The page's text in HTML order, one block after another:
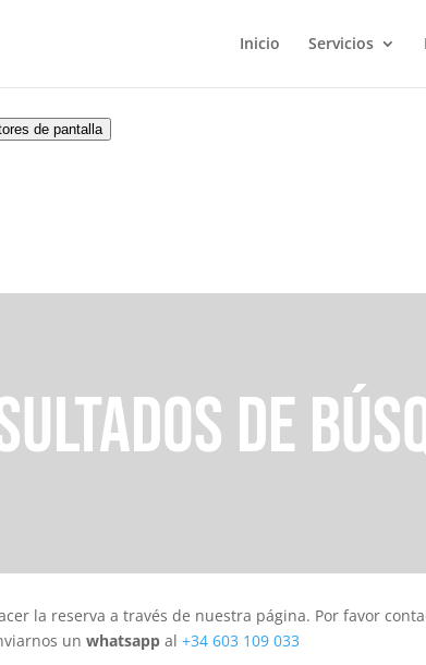
Inicio Servicios
DE
la reserva a través de nuestra página. Por favor
unwhatsapp al+34 603 109 033